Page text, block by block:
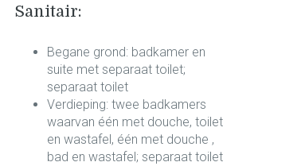
Sanitair:
Begane grond: badkamer en
suite met separaat toilet;
separaat toilet
Verdieping: twee badkamers
waarvan één met douche, toilet
en wastafel, één met douche ,
bad en wastafel; separaat toilet